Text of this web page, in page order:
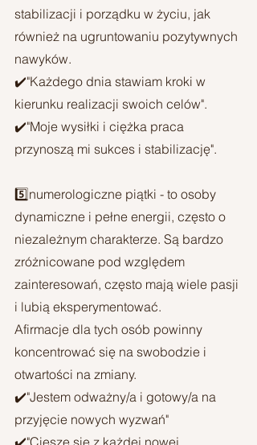
stabilizacji i porządku w życiu, jak
również na ugruntowaniu pozytywnych
nawyków.
✔️"Każdego dnia stawiam kroki w
kierunku realizacji swoich celów".
✔️"Moje wysiłki i ciężka praca
przynoszą mi sukces i stabilizację".
5️⃣numerologiczne piątki - to osoby
dynamiczne i pełne energii, często o
niezależnym charakterze. Są bardzo
zróżnicowane pod względem
zainteresowań, często mają wiele pasji
i lubią eksperymentować.
Afirmacje dla tych osób powinny
koncentrować się na swobodzie i
otwartości na zmiany.
✔️"Jestem odważny/a i gotowy/a na
przyjęcie nowych wyzwań"
✔️"Cieszę się z każdej nowej